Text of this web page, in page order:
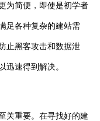
为简便，即使是初学者
足各种复杂的建站需
止黑客攻击和数据泄
迅速得到解决。
重要。在寻找好的建